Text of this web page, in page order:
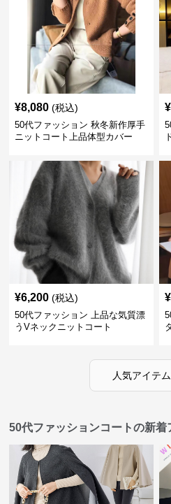
¥8,080 (税込)
50代ファッション 秋冬新作厚手
ニットコート上品体型カバー
¥
¥6,200 (税込)
50代ファッション 上品な気質漂
うVネックニットコート
¥
人気アイテ
50代ファッションコートの新着